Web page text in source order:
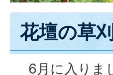
花壇の草
6月に入りま